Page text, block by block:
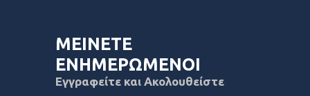
ΜΕΙΝΕΤΕ
ΕΝΗΜΕΡΩΜΕΝΟΙ
Εγγραφείτε και Ακολουθείστε